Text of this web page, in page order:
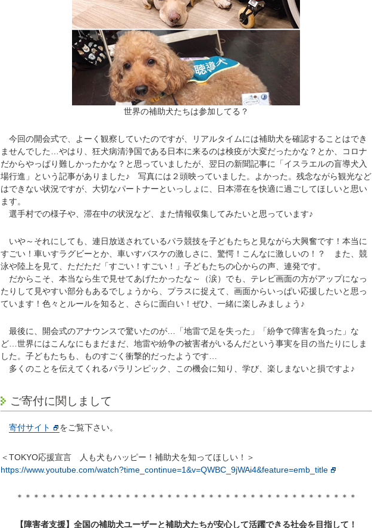
世界の補助犬たちは参加してる？
今回の開会式で、よーく観察していたのですが、リアルタイムには補助犬を確認することはでき
ませんでした…やはり、狂犬病清浄国である日本に来るのは検疫が大変だったかな？とか、コロナ
だからやっぱり難しかったかな？と思っていましたが、翌日の新聞記事に「イスラエルの盲導犬入
場行進」という記事がありました♪ 写真には２頭映っていました。よかった。残念ながら観光など
はできない状況ですが、大切なパートナーといっしょに、日本滞在を快適に過ごしてほしいと思い
ます。
選手村での様子や、滞在中の状況など、また情報収集してみたいと思っています♪
いや～それにしても、連日放送されているパラ競技を子どもたちと見ながら大興奮です！本当に
すごい！車いすラグビーとか、車いすバスケの激しさに、驚愕！こんなに激しいの！？ また、競
泳や陸上を見て、ただただ「すごい！すごい！」子どもたちの心からの声、連発です。
だからこそ、本当なら生で見せてあげたかったな～（涙）でも、テレビ画面の方がアップになっ
たりして見やすい部分もあるでしょうから、プラスに捉えて、画面からいっぱい応援したいと思っ
ています！色々とルールを知ると、さらに面白い！ぜひ、一緒に楽しみましょう♪
最後に、開会式のアナウンスで驚いたのが…「地雷で足を失った」「紛争で障害を負った」な
ど…世界にはこんなにもまだまだ、地雷や紛争の被害者がいるんだという事実を目の当たりにしま
した。子どもたちも、ものすごく衝撃的だったようです…
多くのことを伝えてくれるパラリンピック、この機会に知り、学び、楽しまないと損ですよ♪
ご寄付に関しまして
寄付サイト をご覧下さい。
＜TOKYO応援宣言 人も犬もハッピー！補助犬を知ってほしい！＞
https://www.youtube.com/watch?time_continue=1&v=QWBC_9jWAi4&feature=emb_title
＊＊＊＊＊＊＊＊＊＊＊＊＊＊＊＊＊＊＊＊＊＊＊＊＊＊＊＊＊＊＊＊＊＊＊＊＊＊＊＊＊
【障害者支援】全国の補助犬ユーザーと補助犬たちが安心して活躍できる社会を目指して！